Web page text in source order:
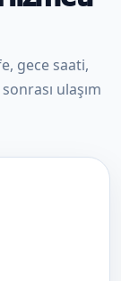
gece saati,
ulaşım